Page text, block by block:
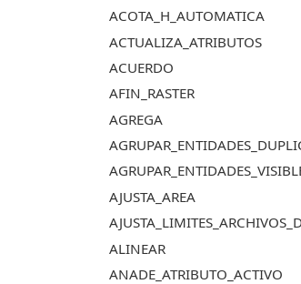
ACOTA_H_AUTOMATICA
ACTUALIZA_ATRIBUTOS
ACUERDO
AFIN_RASTER
AGREGA
AJUSTA_AREA
ALINEAR
ANADE_ATRIBUTO_ACTIVO